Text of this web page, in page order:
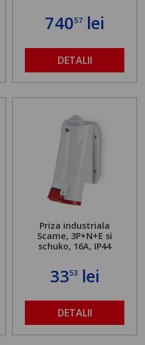
74057 lei
DETALII
Priza industriala
Scame, 3P+N+E si
schuko, 16A, IP44
3353 lei
DETALII